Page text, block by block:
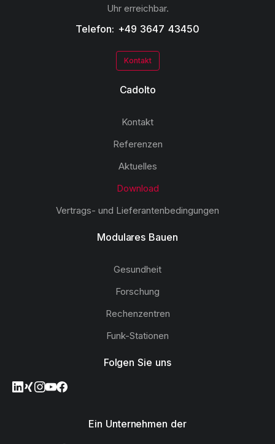
Uhr erreichbar.
Telefon: +49 3647 43450
Kontakt
Cadolto
Kontakt
Referenzen
Aktuelles
Download
Vertrags- und Lieferantenbedingungen
Modulares Bauen
Gesundheit
Forschung
Rechenzentren
Funk-Stationen
Folgen Sie uns
Ein Unternehmen der